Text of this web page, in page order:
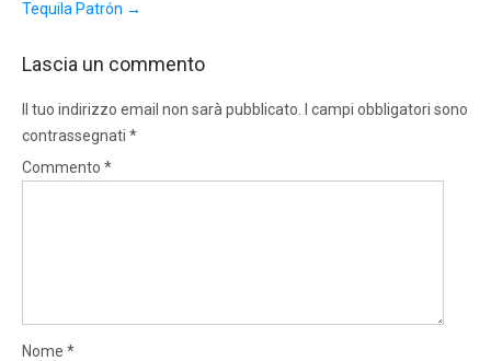
Tequila Patrón →
Lascia un commento
Il tuo indirizzo email non sarà pubblicato.
I campi obbligatori sono
contrassegnati *
Commento *
Nome *